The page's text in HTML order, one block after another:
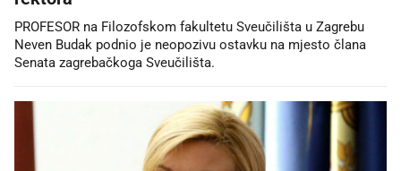
PROFESOR na Filozofskom fakultetu Sveučilišta u Zagrebu
Neven Budak podnio je neopozivu ostavku na mjesto člana
Senata zagrebačkoga Sveučilišta.